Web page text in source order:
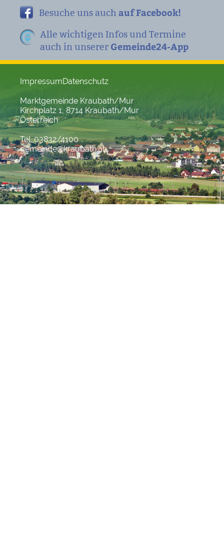
Besuche uns auch auf Facebook!
Alle wichtigen Infos und Termine
auch in unserer Gemeinde24-App
ImpressumDatenschutz
Marktgemeinde Kraubath/Mur
Kirchplatz 1, 8714 Kraubath/Mur
Österreich
Tel. 03832/4100
gemeinde@kraubath.at